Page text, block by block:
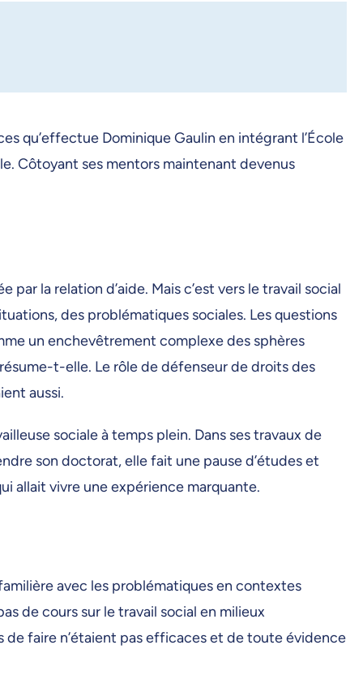
qu’effectue Dominique Gaulin en intégrant l’École
Côtoyant ses mentors maintenant devenus
la relation d’aide. Mais c’est vers le travail social
des problématiques sociales. Les questions
un enchevêtrement complexe des sphères
t-elle. Le rôle de défenseur de droits des
aussi.
sociale à temps plein. Dans ses travaux de
son doctorat, elle fait une pause d’études et
allait vivre une expérience marquante.
avec les problématiques en contextes
de cours sur le travail social en milieux
de faire n’étaient pas efficaces et de toute évidence